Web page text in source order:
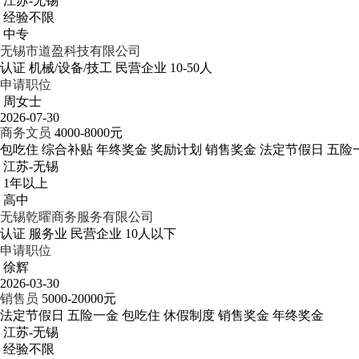
经验不限
中专
无锡市道盈科技有限公司
认证 机械/设备/技工 民营企业 10-50人
申请职位
周女士
2026-07-30
商务文员 4000-8000元
包吃住 综合补贴 年终奖金 奖励计划 销售奖金 法定节假日 五险
江苏-无锡
1年以上
高中
无锡乾曜商务服务有限公司
认证 服务业 民营企业 10人以下
申请职位
徐辉
2026-03-30
销售员 5000-20000元
法定节假日 五险一金 包吃住 休假制度 销售奖金 年终奖金
江苏-无锡
经验不限